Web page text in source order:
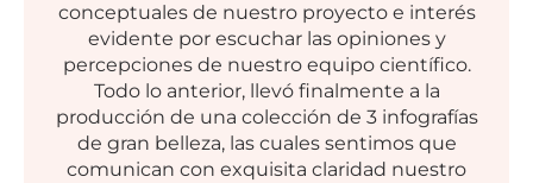
conceptuales de nuestro proyecto e interés
evidente por escuchar las opiniones y
percepciones de nuestro equipo científico.
Todo lo anterior, llevó finalmente a la
producción de una colección de 3 infografías
de gran belleza, las cuales sentimos que
comunican con exquisita claridad nuestro